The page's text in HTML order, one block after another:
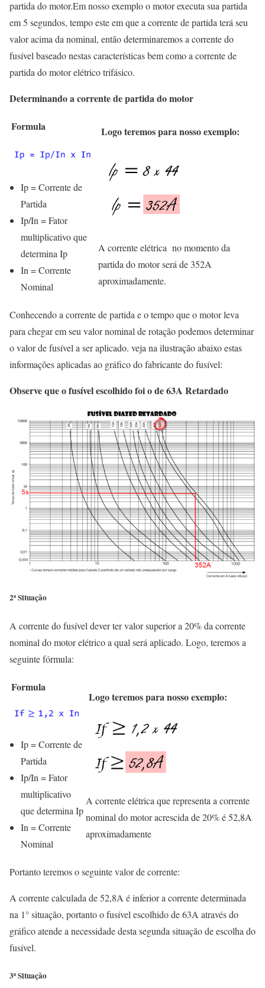
partida do motor.Em nosso exemplo o motor executa sua partida
em 5 segundos, tempo este em que a corrente de partida terá seu
valor acima da nominal, então determinaremos a corrente do
fusível baseado nestas características bem como a corrente de
partida do motor elétrico trifásico.
Determinando a corrente de partida do motor
Formula
Ip = Corrente de
Partida
Ip/In = Fator
multiplicativo que
determina Ip
In = Corrente
Nominal
Logo teremos para nosso exemplo:
A corrente elétrica no momento da
partida do motor será de 352A
aproximadamente.
Conhecendo a corrente de partida e o tempo que o motor leva
para chegar em seu valor nominal de rotação podemos determinar
o valor de fusível a ser aplicado. veja na ilustração abaixo estas
informações aplicadas ao gráfico do fabricante do fusível:
Observe que o fusível escolhido foi o de 63A Retardado
2ª Situação
A corrente do fusível dever ter valor superior a 20% da corrente
nominal do motor elétrico a qual será aplicado. Logo, teremos a
seguinte fórmula:
Formula
Ip = Corrente de
Partida
Ip/In = Fator
multiplicativo
que determina Ip
In = Corrente
Nominal
Logo teremos para nosso exemplo:
A corrente elétrica que representa a corrente
nominal do motor acrescida de 20% é 52,8A
aproximadamente
Portanto teremos o seguinte valor de corrente:
A corrente calculada de 52,8A é inferior a corrente determinada
na 1° situação, portanto o fusível escolhido de 63A através do
gráfico atende a necessidade desta segunda situação de escolha do
fusível.
3ª Situação